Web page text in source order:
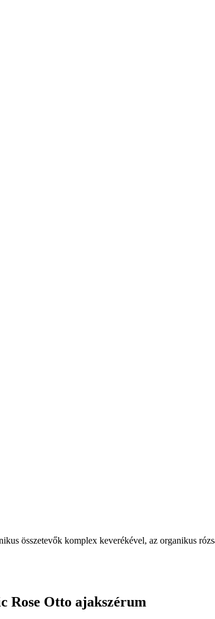
összetevők komplex keverékével, az organikus
Rose Otto ajakszérum